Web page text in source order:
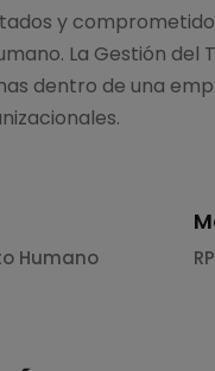
y
La Gestión del
dentro de una
Humano